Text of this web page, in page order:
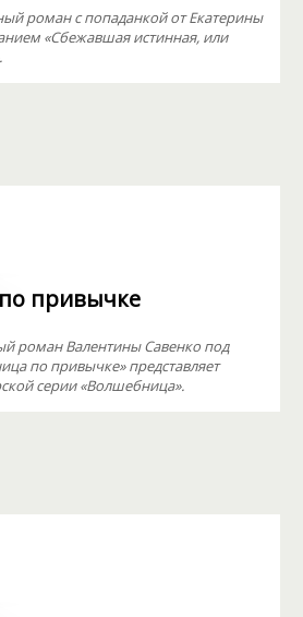
роман с попаданкой от Екатерины
«Сбежавшая истинная, или
привычке
роман Валентины Савенко под
по привычке» представляет
серии «Волшебница».